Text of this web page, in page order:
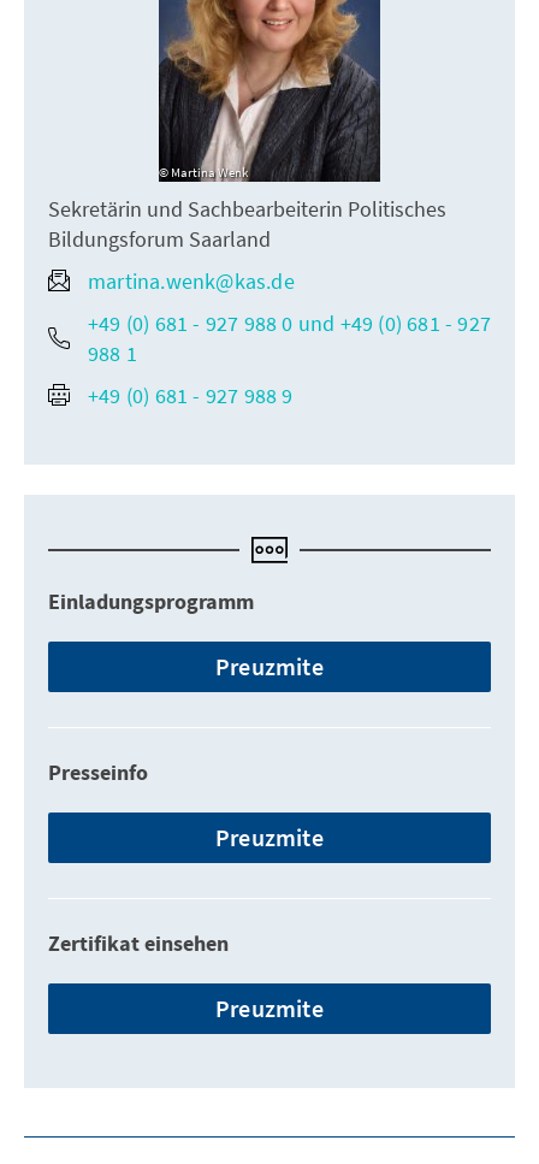
Martina Wenk
Sekretärin und Sachbearbeiterin Politisches
Bildungsforum Saarland
martina.wenk@kas.de
+49 (0) 681 - 927 988 0 und +49 (0) 681 - 927
988 1
+49 (0) 681 - 927 988 9
Einladungsprogramm
Preuzmite
Presseinfo
Preuzmite
Zertifikat einsehen
Preuzmite